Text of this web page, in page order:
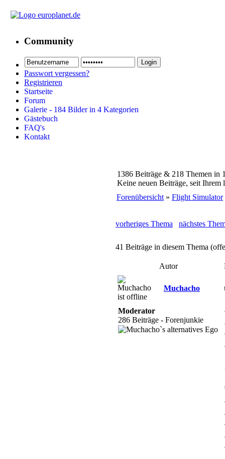
Community
Passwort vergessen?
Registrieren
Startseite
Forum
Galerie - 184 Bilder in 4 Kategorien
Gästebuch
FAQ's
Kontakt
1386 Beiträge & 218 Themen in
Keine neuen Beiträge, seit Ihrem
Forenübersicht» Flight Simulator
vorheriges Thema nächstes
41 Beiträge in diesem Thema
Autor
Muchacho
Moderator
286 Beiträge - Forenjunkie